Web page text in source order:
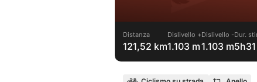
Distanza
121,52 km
Dislivello +
1.103 m
Dislivello -
1.103 m
Dur.
5h31